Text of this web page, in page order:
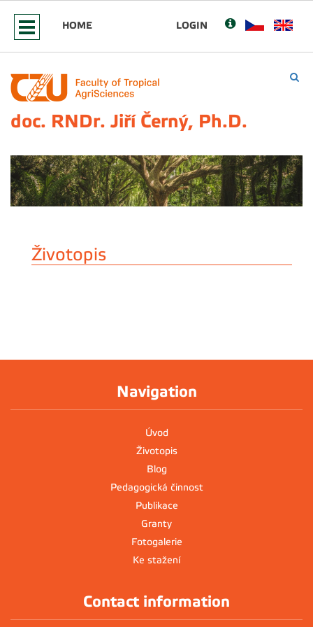
HOME LOGIN
doc. RNDr. Jiří Černý, Ph.D.
Životopis
Navigation
Úvod
Životopis
Blog
Pedagogická činnost
Publikace
Granty
Fotogalerie
Ke stažení
Contact information